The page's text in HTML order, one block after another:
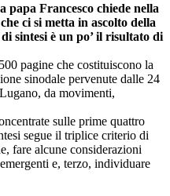
Francesco chiede nella
ci si metta in ascolto della
sintesi è un po’ il risultato di
pagine che costituiscono la
sinodale pervenute dalle 24
da movimenti,
sulle prime quattro
segue il triplice criterio di
fare alcune considerazioni
e, terzo, individuare